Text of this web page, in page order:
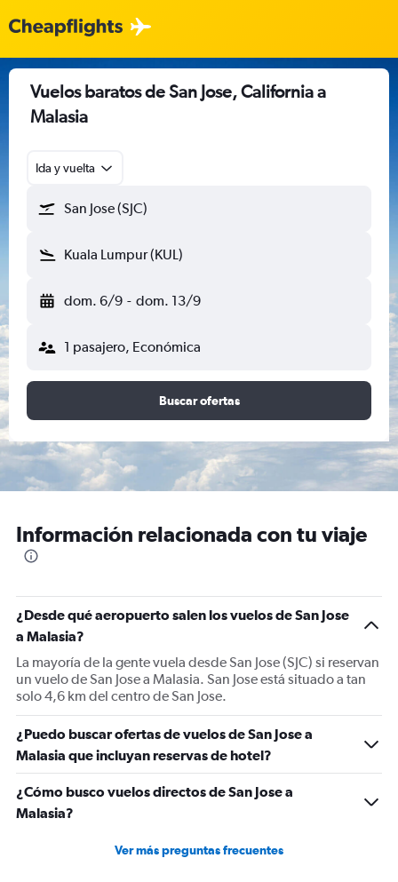
Vuelos baratos de San Jose, California a
Malasia
Ida y vuelta
San Jose (SJC)
Kuala Lumpur (KUL)
dom. 6/9 - dom. 13/9
1 pasajero, Económica
Buscar ofertas
Información relacionada con tu viaje
¿Desde qué aeropuerto salen los vuelos de San Jose
a Malasia?
La mayoría de la gente vuela desde San Jose (SJC) si reservan
un vuelo de San Jose a Malasia. San Jose está situado a tan
solo 4,6 km del centro de San Jose.
¿Puedo buscar ofertas de vuelos de San Jose a
Malasia que incluyan reservas de hotel?
¿Cómo busco vuelos directos de San Jose a
Malasia?
Ver más preguntas frecuentes